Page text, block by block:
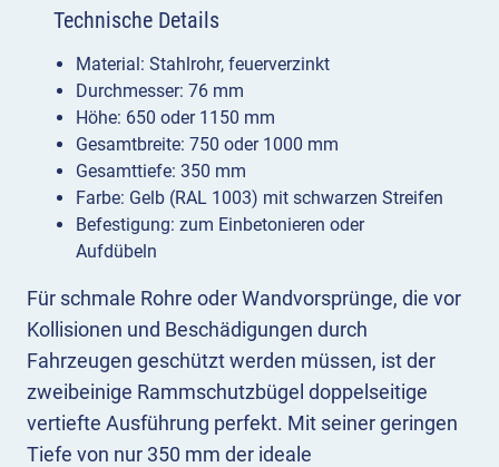
Für schmale Rohre oder Wandvorsprünge, die vor
Kollisionen und Beschädigungen durch
Fahrzeugen geschützt werden müssen, ist der
zweibeinige Rammschutzbügel doppelseitige
vertiefte Ausführung perfekt. Mit seiner geringen
Tiefe von nur 350 mm der ideale
Technische Details
Material: Stahlrohr, feuerverzinkt
Durchmesser: 76 mm
Höhe: 650 oder 1150 mm
Gesamtbreite: 750 oder 1000 mm
Gesamttiefe: 350 mm
Farbe: Gelb (RAL 1003) mit schwarzen Streifen
Befestigung: zum Einbetonieren oder
Aufdübeln